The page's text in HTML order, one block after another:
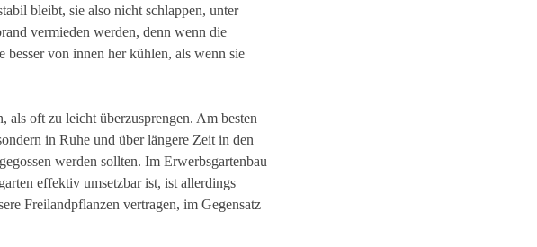
bleibt, sie also nicht schlappen, unter
vermieden werden, denn wenn die
besser von innen her kühlen, als wenn sie
als oft zu leicht überzusprengen. Am besten
in Ruhe und über längere Zeit in den
werden sollten. Im Erwerbsgartenbau
effektiv umsetzbar ist, ist allerdings
Freilandpflanzen vertragen, im Gegensatz